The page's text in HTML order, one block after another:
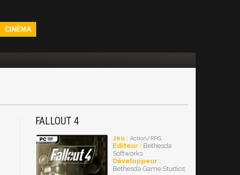
CINÉMA
FALLOUT 4
Jeu : Action/RPG
Editeur : Bethesda
Softworks
Développeur :
Bethesda Game Studios